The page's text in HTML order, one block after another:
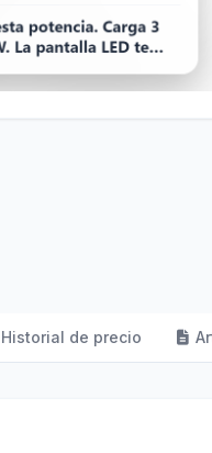
Historial de precio